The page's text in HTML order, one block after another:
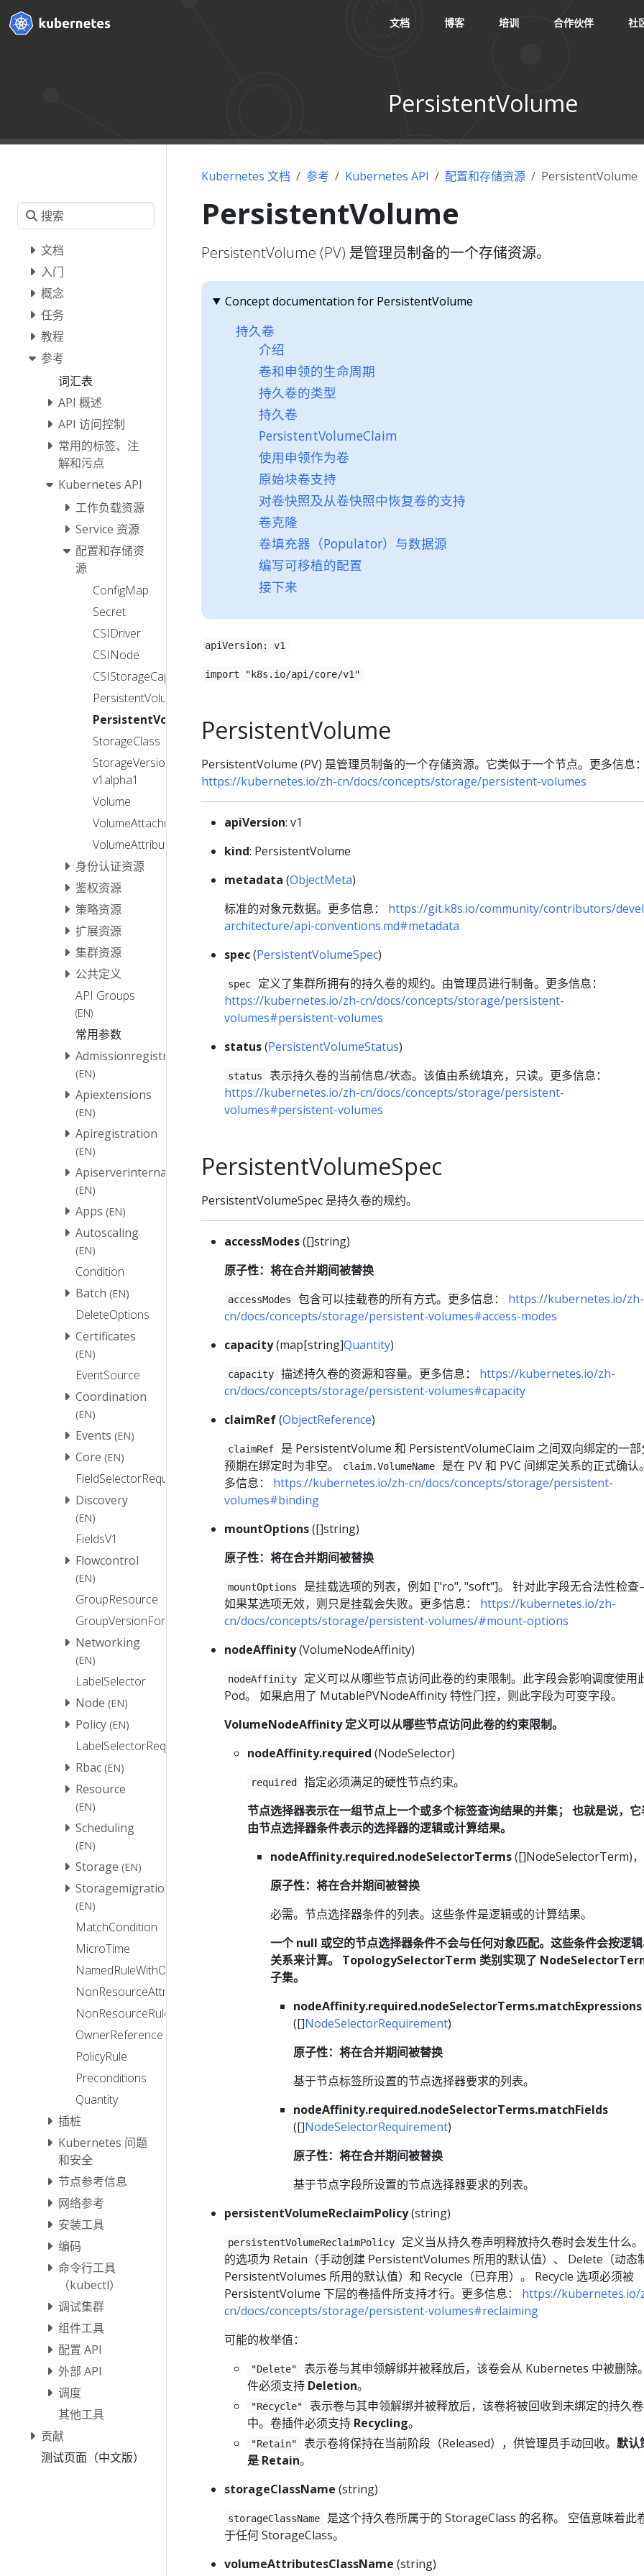
文档 博客 培训 合作伙伴 社
PersistentVolume
文档
入门
概念
任务
教程
参考
词汇表
API 概述
API 访问控制
常用的标签、注
解和污点
Kubernetes API
工作负载资源
Service 资源
配置和存储资
源
ConfigMap
Secret
CSIDriver
CSINode
CSIStorageCapacity
PersistentVolumeClaim
PersistentVolume
StorageClass
StorageVersionMigration
v1alpha1
Volume
VolumeAttachment
VolumeAttributesClass
身份认证资源
鉴权资源
策略资源
扩展资源
集群资源
公共定义
API Groups
(EN)
常用参数
Admissionregistration
(EN)
Apiextensions
(EN)
Apiregistration
(EN)
Apiserverinternal
(EN)
Apps (EN)
Autoscaling
(EN)
Condition
Batch (EN)
DeleteOptions
Certificates
(EN)
EventSource
Coordination
(EN)
Events (EN)
Core (EN)
FieldSelectorRequirement
Discovery
(EN)
FieldsV1
Flowcontrol
(EN)
GroupResource
GroupVersionForDiscovery
Networking
(EN)
LabelSelector
Node (EN)
Policy (EN)
LabelSelectorRequirement
Rbac (EN)
Resource
(EN)
Scheduling
(EN)
Storage (EN)
Storagemigration
(EN)
MatchCondition
MicroTime
NamedRuleWithOperations
NonResourceAttributes
NonResourceRule
OwnerReference
PolicyRule
Preconditions
Quantity
插桩
Kubernetes 问题
和安全
节点参考信息
网络参考
安装工具
编码
命令行工具
（kubectl）
调试集群
组件工具
配置 API
外部 API
调度
其他工具
贡献
测试页面（中文版）
Kubernetes 文档 参考 Kubernetes API 配置和存储资源 PersistentVolume
PersistentVolume
PersistentVolume (PV) 是管理员制备的一个存储资源。
Concept documentation for PersistentVolume
持久卷
介绍
卷和申领的生命周期
持久卷的类型
持久卷
PersistentVolumeClaim
使用申领作为卷
原始块卷支持
对卷快照及从卷快照中恢复卷的支持
卷克隆
卷填充器（Populator）与数据源
编写可移植的配置
接下来
apiVersion: v1
import "k8s.io/api/core/v1"
PersistentVolume
PersistentVolume (PV) 是管理员制备的一个存储资源。它类似于一个节点。更多信息：
https://kubernetes.io/zh-cn/docs/concepts/storage/persistent-volumes
apiVersion: v1
kind: PersistentVolume
metadata (ObjectMeta)
标准的对象元数据。更多信息： https://git.k8s.io/community/contributors/
architecture/api-conventions.md#metadata
spec(PersistentVolumeSpec)
spec
定义了集群所拥有的持久卷的规约。由管理员进行制备。更多信息：
https://kubernetes.io/zh-cn/docs/concepts/storage/persistent-
volumes#persistent-volumes
status(PersistentVolumeStatus)
status
表示持久卷的当前信息/状态。该值由系统填充，只读。更多信息：
https://kubernetes.io/zh-cn/docs/concepts/storage/persistent-
volumes#persistent-volumes
PersistentVolumeSpec
PersistentVolumeSpec 是持久卷的规约。
accessModes([]string)
原子性：将在合并期间被替换
accessModes 包含可以挂载卷的所有方式。更多信息： https://kubernetes.io/zh-
cn/docs/concepts/storage/persistent-volumes#access-modes
capacity(map[string]Quantity)
capacity 描述持久卷的资源和容量。更多信息： https://kubernetes.io/zh-
cn/docs/concepts/storage/persistent-volumes#capacity
claimRef(ObjectReference)
claimRef
是 PersistentVolume 和 PersistentVolumeClaim 之间双向绑定的一部
预期在绑定时为非空。
claim.VolumeName
是在 PV 和 PVC 间绑定关系的正式确认
多信息： https://kubernetes.io/zh-cn/docs/concepts/storage/persistent-
volumes#binding
mountOptions([]string)
原子性：将在合并期间被替换
mountOptions
是挂载选项的列表，例如 ["ro", "soft"]。 针对此字段无合法性检
如果某选项无效，则只是挂载会失败。更多信息： https://kubernetes.io/zh-
cn/docs/concepts/storage/persistent-volumes/#mount-options
nodeAffinity(VolumeNodeAffinity)
nodeAffinity
定义可以从哪些节点访问此卷的约束限制。此字段会影响调度使用
Pod。 如果启用了 MutablePVNodeAffinity 特性门控，则此字段为可变字段。
VolumeNodeAffinity 定义可以从哪些节点访问此卷的约束限制。
nodeAffinity.required (NodeSelector)
required
指定必须满足的硬性节点约束。
节点选择器表示在一组节点上一个或多个标签查询结果的并集； 也就是说，
由节点选择器条件表示的选择器的逻辑或计算结果。
nodeAffinity.required.nodeSelectorTerms([]NodeSelectorTerm)
原子性：将在合并期间被替换
必需。节点选择器条件的列表。这些条件是逻辑或的计算结果。
一个 null 或空的节点选择器条件不会与任何对象匹配。这些条件会按逻
关系来计算。 TopologySelectorTerm 类别实现了
子集。
nodeAffinity.required.nodeSelectorTerms.matchExpressions
([]NodeSelectorRequirement)
原子性：将在合并期间被替换
基于节点标签所设置的节点选择器要求的列表。
nodeAffinity.required.nodeSelectorTerms.matchFields
([]NodeSelectorRequirement)
原子性：将在合并期间被替换
基于节点字段所设置的节点选择器要求的列表。
persistentVolumeReclaimPolicy(string)
persistentVolumeReclaimPolicy
定义当从持久卷声明释放持久卷时会发生什么
的选项为 Retain（手动创建 PersistentVolumes 所用的默认值）、 Delete（动态
PersistentVolumes 所用的默认值）和 Recycle（已弃用）。 Recycle 选项必须被
PersistentVolume 下层的卷插件所支持才行。更多信息： https://kubernetes.io/
cn/docs/concepts/storage/persistent-volumes#reclaiming
可能的枚举值：
"Delete"
表示卷与其申领解绑并被释放后，该卷会从 Kubernetes 中被删除
件必须支持 Deletion。
"Recycle"
表示卷与其申领解绑并被释放后，该卷将被回收到未绑定的持久
中。卷插件必须支持 Recycling。
"Retain" 表示卷将保持在当前阶段（Released），供管理员手动回收。 默认
是 Retain。
storageClassName (string)
storageClassName
是这个持久卷所属于的 StorageClass 的名称。 空值意味着此
于任何 StorageClass。
volumeAttributesClassName (string)